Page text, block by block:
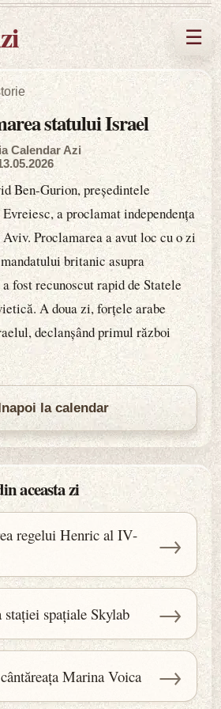
☰
statului Israel
Calendar Azi
Ben-Gurion, președintele
a proclamat independența
Proclamarea a avut loc cu o zi
britanic asupra
fost recunoscut rapid de Statele
A doua zi, forțele arabe
declanșând primul război
la calendar
aceasta zi
regelui Henric al IV-
→
stației spațiale Skylab →
Marina Voica →